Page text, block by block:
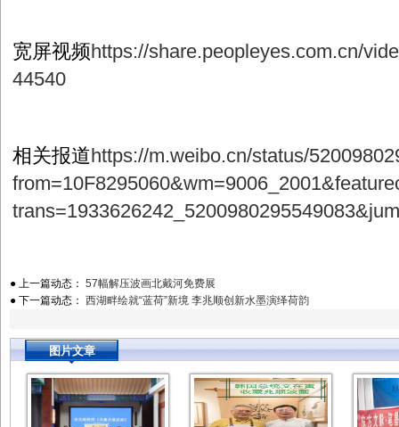
宽屏视频https://share.peopleyes.com.cn/
44540
相关报道https://m.weibo.cn/status/
● 上一篇动态： 57幅解压波画北戴河免费展
● 下一篇动态： 西湖畔绘就“蓝荷”新境 李兆顺创新水墨演绎荷韵
图片文章